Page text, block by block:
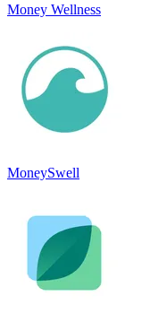
Money Wellness
MoneySwell